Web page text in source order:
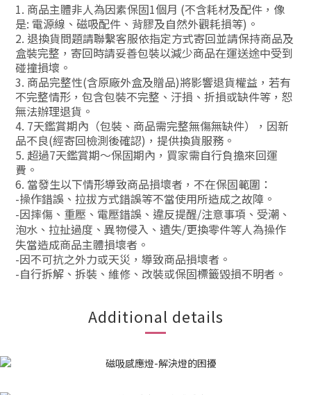
1. 商品主體非人為因素保固1個月 (不含耗材及配件，像
是: 電源線、磁吸配件、背膠及自然外觀耗損等)。
2. 退換貨問題請聯繫客服依指定方式寄回並請保持商品及
盒裝完整，寄回時請妥善包裝以減少商品在運送途中受到
碰撞損壞。
3. 商品完整性(含原廠外盒及贈品)將影響退貨權益，若有
不完整情形，包含包裝不完整、汙損、折損或缺件等，恕
無法辦理退貨。
4. 7天鑑賞期內（包裝、商品需完整無傷無缺件），因新
品不良(經寄回檢測後確認)，提供換貨服務。
5. 超過7天鑑賞期～保固期內，買家需自行負擔來回運
費。
6. 當發生以下情形導致商品損壞者，不在保固範圍：
-操作錯誤、拉拔方式錯誤等不當使用所造成之故障。
-因摔傷、重壓、電壓錯誤、違反提醒/注意事項、受潮、
泡水、拉扯過度、異物侵入、遺失/更換零件等人為操作
失當造成商品主體損壞者。
-因不可抗之外力或天災，導致商品損壞者。
-自行拆解、拆裝、維修、改裝或保固標籤毀損不明者。
Additional details